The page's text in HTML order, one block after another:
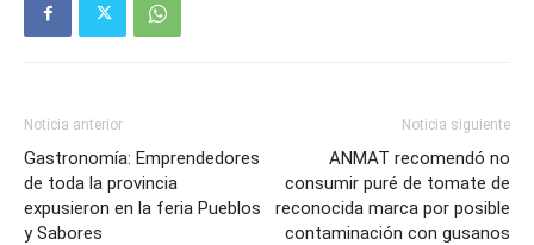
Noticia anterior
Gastronomía: Emprendedores
de toda la provincia
expusieron en la feria Pueblos
y Sabores
Noticia siguiente
ANMAT recomendó no
consumir puré de tomate de
reconocida marca por posible
contaminación con gusanos